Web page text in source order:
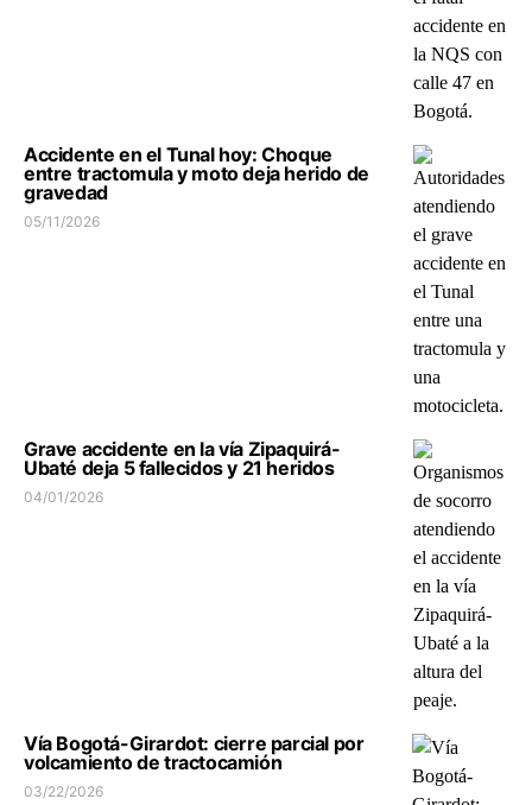
Accidente en el Tunal hoy: Choque
entre tractomula y moto deja herido de
gravedad
05/11/2026
Grave accidente en la vía Zipaquirá-
Ubaté deja 5 fallecidos y 21 heridos
04/01/2026
Vía Bogotá-Girardot: cierre parcial por
volcamiento de tractocamión
03/22/2026